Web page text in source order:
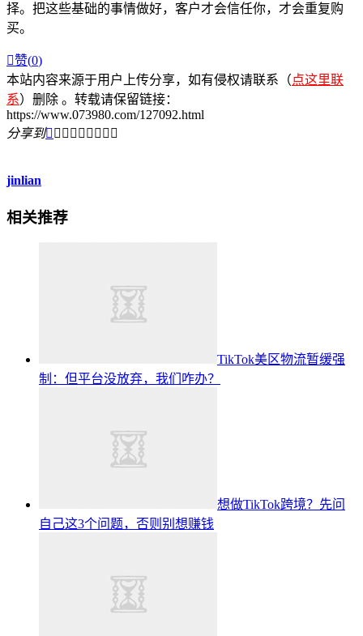
择。把这些基础的事情做好，客户才会信任你，才会重复购
买。
赞(0)
本站内容来源于用户上传分享，如有侵权请联系（点这里联
系）删除 。转载请保留链接：
https://www.073980.com/127092.html
分享到        
jinlian
相关推荐
TikTok美区物流暂缓强
制：但平台没放弃，我们咋办？
想做TikTok跨境？先问
自己这3个问题，否则别想赚钱